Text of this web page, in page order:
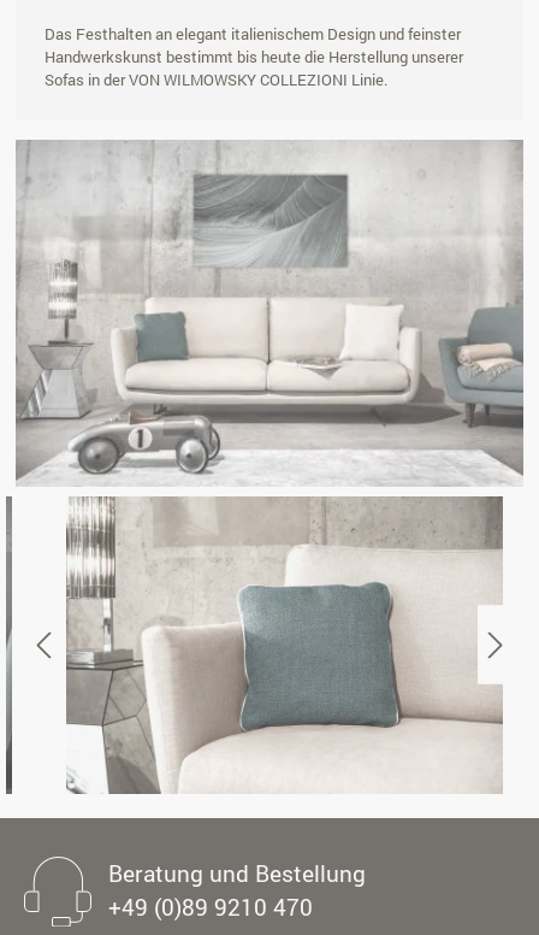
Das Festhalten an elegant italienischem Design und feinster
Handwerkskunst bestimmt bis heute die Herstellung unserer
Sofas in der VON WILMOWSKY COLLEZIONI Linie.
Beratung und Bestellung
+49 (0)89 9210 470